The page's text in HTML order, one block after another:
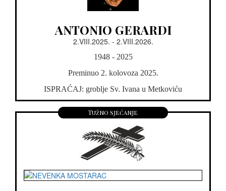
ANTONIO GERARDI
2.VIII.2025. - 2.VIII.2026.
1948 - 2025
Preminuo 2. kolovoza 2025.
ISPRAĆAJ: groblje Sv. Ivana u Metkoviću
Tužno sjećanje